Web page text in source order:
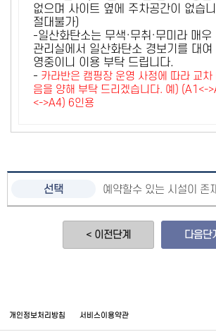
없으며 사이트 옆에 주차공간이 없습
절대불가)
-일산화탄소는 무색·무취·무미라 매우
관리실에서 일산화탄소 경보기를 대여
영중이니 이용 부탁 드립니다.
- 카라반은 캠핑장 운영 사정에 따라 교차
음을 양해 부탁 드리겠습니다. 예) (A1<-
<->A4) 6인용
예약할수 있는 시설이 존
< 이전단계 다음단
개인정보처리방침 서비스이용약관